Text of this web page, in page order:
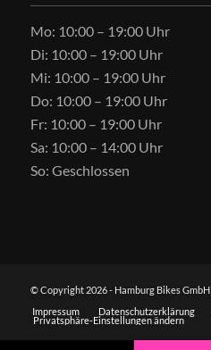
Mo: 10:00 – 19:00 Uhr
Di: 10:00 – 19:00 Uhr
Mi: 10:00 – 19:00 Uhr
Do: 10:00 – 19:00 Uhr
Fr: 10:00 – 19:00 Uhr
Sa: 10:00 – 14:00 Uhr
So: Geschlossen
© Copyright 2026 - Hamburg Bikes GmbH
Impressum
Datenschutzerklärung
Privatsphäre-Einstellungen ändern